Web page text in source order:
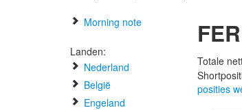
Morning note
Landen:
Nederland
België
Engeland
Totale
posities